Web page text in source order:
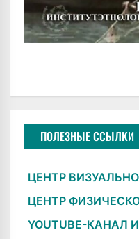
ПОЛЕЗНЫЕ ССЫЛКИ
ЦЕНТР
ЦЕНТР
YOUTUBE-КАНАЛ